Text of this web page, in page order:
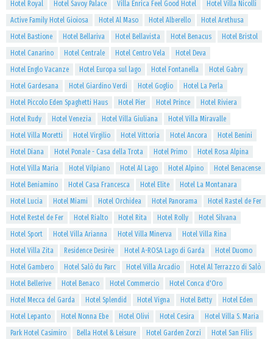
Hotel Royal Hotel Savoy Palace Villa Enrica Feel Good Hotel
Hotel Villa Nicolli
Active Family Hotel Gioiosa
Hotel Al Maso Hotel Alberello
Hotel Arethusa
Hotel Bastione
Hotel Bellariva Hotel Bellavista Hotel Benacus
Hotel Bristol
Hotel Canarino
Hotel Centrale Hotel Centro Vela
Hotel Deva
Hotel Englo Vacanze
Hotel Europa sul lago Hotel Fontanella
Hotel Gabry
Hotel Gardesana
Hotel Giardino Verdi Hotel Goglio
Hotel La Perla
Hotel Piccolo Eden Spaghetti Haus
Hotel Pier Hotel Prince
Hotel Riviera
Hotel Rudy
Hotel Venezia Hotel Villa Giuliana
Hotel Villa Miravalle
Hotel Villa Moretti
Hotel Virgilio Hotel Vittoria Hotel Ancora
Hotel Benini
Hotel Diana
Hotel Ponale - Casa della Trota Hotel Primo
Hotel Rosa Alpina
Hotel Villa Maria
Hotel Vilpiano Hotel Al Lago Hotel Alpino
Hotel Benacense
Hotel Beniamino
Hotel Casa Francesca Hotel Elite
Hotel La Montanara
Hotel Lucia
Hotel Miami Hotel Orchidea Hotel Panorama
Hotel Rastel de Fer
Hotel Restel de Fer
Hotel Rialto Hotel Rita Hotel Rolly
Hotel Silvana
Hotel Sport
Hotel Villa Arianna Hotel Villa Minerva
Hotel Villa Rina
Hotel Villa Zita
Residence Desirèe Hotel A-ROSA Lago di Garda
Hotel Duomo
Hotel Gambero
Hotel Salò du Parc Hotel Villa Arcadio
Hotel Al Terrazzo di Salò
Hotel Bellerive
Hotel Benaco Hotel Commercio
Hotel Conca d'Oro
Hotel Mecca del Garda
Hotel Splendid Hotel Vigna Hotel Betty
Hotel Eden
Hotel Lepanto
Hotel Nonna Ebe Hotel Olivi Hotel Cesira
Hotel Villa S. Maria
Park Hotel Casimiro
Bella Hotel & Leisure Hotel Garden Zorzi
Hotel San Filis